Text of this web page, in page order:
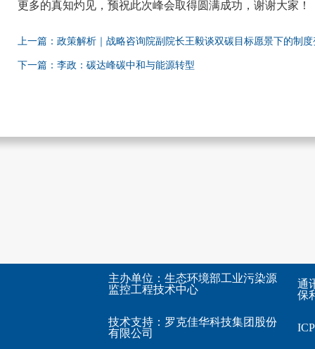
更多的真知灼见，预祝此次峰会取得圆满成功，谢谢大家！
上一篇：政策解析｜战略咨询院副院长王毅谈双碳目标愿景下的制度
下一篇：李政：碳达峰碳中和与能源转型
主办单位：生态环境部工业污染源
监控工程技术中心
技术支持： 罗克佳华科技集团股份
有限公司
通
保